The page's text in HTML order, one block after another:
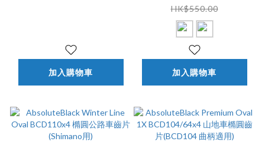
加入購物車
(BCD104 & 64 曲柄適
用)
HK$550.00
加入購物車